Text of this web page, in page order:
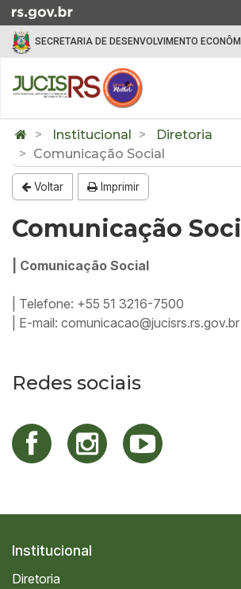
Ir para o conteúdo
SECRETARIA DE DESENVOLVIMENTO
Início do conteúdo
Institucional
Diretoria
Comunicação Social
Voltar Imprimir
Comunicação
| Comunicação Social
| Telefone: +55 51 3216-7500
| E-mail: comunicacao@jucisrs.rs.gov.br
Redes sociais
Institucional
Diretoria